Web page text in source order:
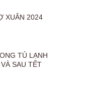
XUÂN 2024
TỦ LẠNH
SAU TẾT